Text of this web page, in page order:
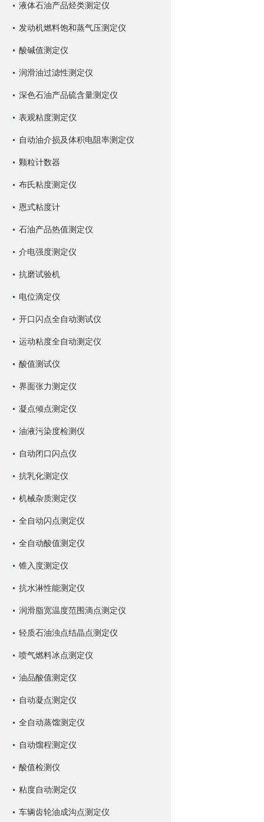
液体石油产品烃类测定仪
发动机燃料饱和蒸气压测定仪
酸碱值测定仪
润滑油过滤性测定仪
深色石油产品硫含量测定仪
表观粘度测定仪
自动油介损及体积电阻率测定仪
颗粒计数器
布氏粘度测定仪
恩式粘度计
石油产品热值测定仪
介电强度测定仪
抗磨试验机
电位滴定仪
开口闪点全自动测试仪
运动粘度全自动测定仪
酸值测试仪
界面张力测定仪
凝点倾点测定仪
油液污染度检测仪
自动闭口闪点仪
抗乳化测定仪
机械杂质测定仪
全自动闪点测定仪
全自动酸值测定仪
锥入度测定仪
抗水淋性能测定仪
润滑脂宽温度范围滴点测定仪
轻质石油浊点结晶点测定仪
喷气燃料冰点测定仪
油品酸值测定仪
自动凝点测定仪
全自动蒸馏测定仪
自动馏程测定仪
酸值检测仪
粘度自动测定仪
车辆齿轮油成沟点测定仪